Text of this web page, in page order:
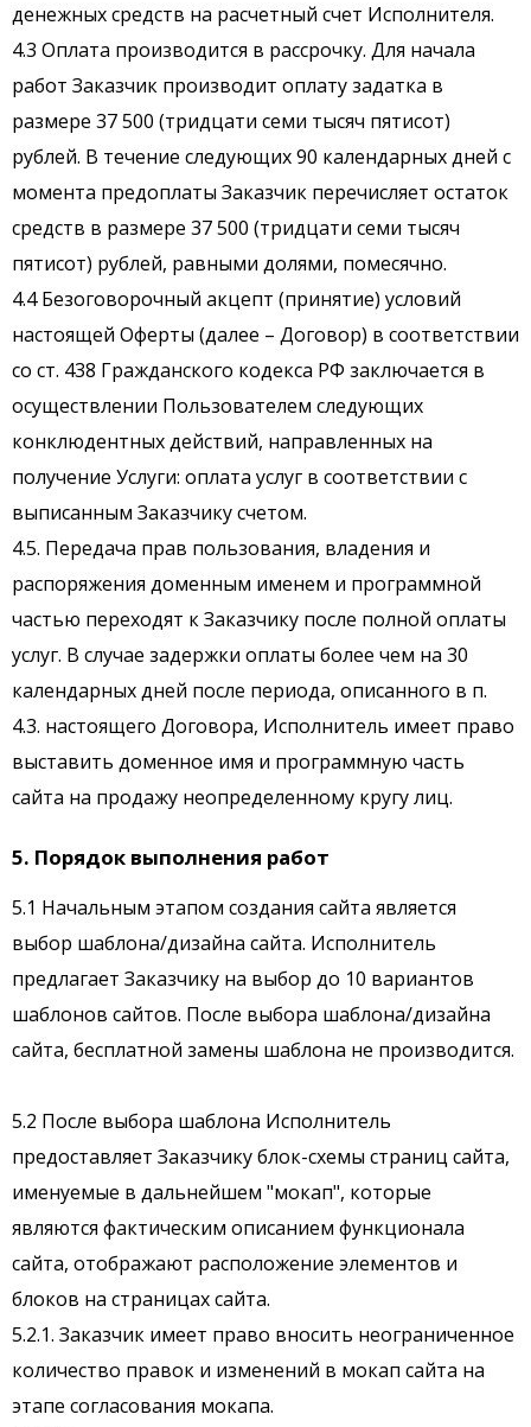
денежных средств на расчетный счет Исполнителя.
4.3 Оплата производится в рассрочку. Для начала
работ Заказчик производит оплату задатка в
размере 37 500 (тридцати семи тысяч пятисот)
рублей. В течение следующих 90 календарных дней с
момента предоплаты Заказчик перечисляет остаток
средств в размере 37 500 (тридцати семи тысяч
пятисот) рублей, равными долями, помесячно.
4.4 Безоговорочный акцепт (принятие) условий
настоящей Оферты (далее – Договор) в соответствии
со ст. 438 Гражданского кодекса РФ заключается в
осуществлении Пользователем следующих
конклюдентных действий, направленных на
получение Услуги: оплата услуг в соответствии с
выписанным Заказчику счетом.
4.5. Передача прав пользования, владения и
распоряжения доменным именем и программной
частью переходят к Заказчику после полной оплаты
услуг. В случае задержки оплаты более чем на 30
календарных дней после периода, описанного в п.
4.3. настоящего Договора, Исполнитель имеет право
выставить доменное имя и программную часть
сайта на продажу неопределенному кругу лиц.
5. Порядок выполнения работ
5.1 Начальным этапом создания сайта является
выбор шаблона/дизайна сайта. Исполнитель
предлагает Заказчику на выбор до 10 вариантов
шаблонов сайтов. После выбора шаблона/дизайна
сайта, бесплатной замены шаблона не производится.
5.2 После выбора шаблона Исполнитель
предоставляет Заказчику блок-схемы страниц сайта,
именуемые в дальнейшем "мокап", которые
являются фактическим описанием функционала
сайта, отображают расположение элементов и
блоков на страницах сайта.
5.2.1. Заказчик имеет право вносить неограниченное
количество правок и изменений в мокап сайта на
этапе согласования мокапа.